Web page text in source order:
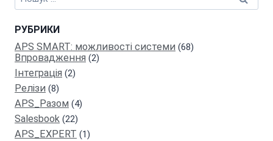
РУБРИКИ
APS SMART: можливості системи (68)
Впровадження (2)
Інтеграція (2)
Релiзи (8)
APS_Разом (4)
Salesbook (22)
АPS_EXPERT (1)